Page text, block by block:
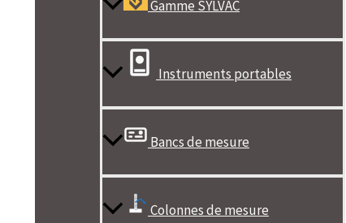
Gamme SYLVAC
Instruments portables
Bancs de mesure
Colonnes de mesure